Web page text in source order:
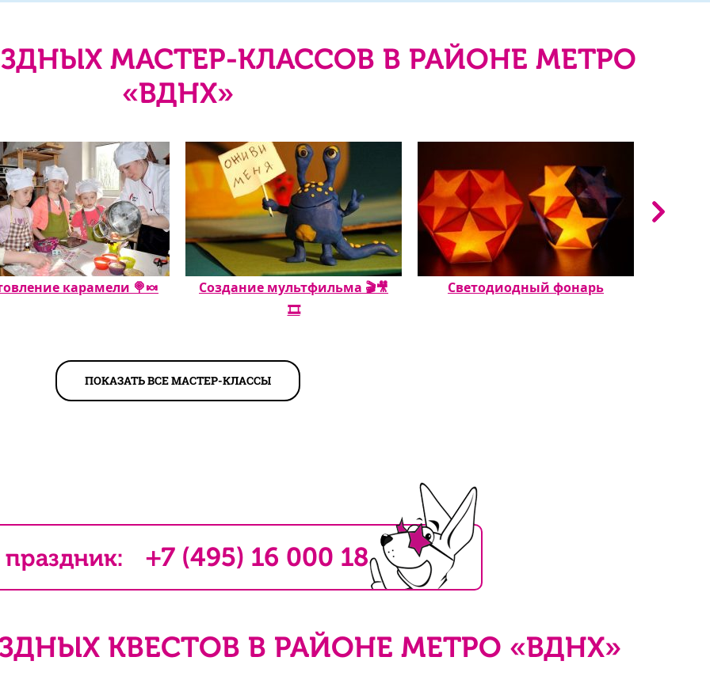
МАСТЕР-КЛАССОВ В РАЙОНЕ МЕТРО
«ВДНХ»
карамели 🍭🍬
Создание мультфильма 🎬🎥️
🎞️
Светодиодный фонарь
ПОКАЗАТЬ ВСЕ МАСТЕР-КЛАССЫ
праздник: +7 (495) 16 000 18
КВЕСТОВ В РАЙОНЕ МЕТРО «ВДНХ»